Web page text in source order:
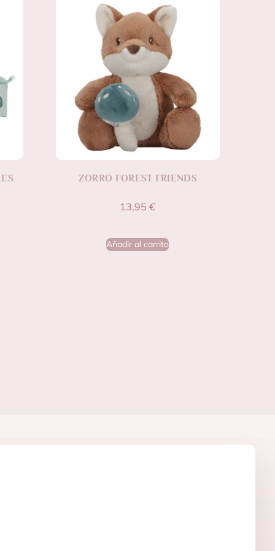
ZORRO FOREST FRIENDS
13,95€
Añadir al carrito